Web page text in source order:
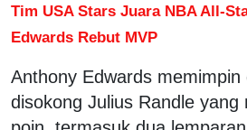
Tim USA Stars Juara NBA All-
Edwards Rebut MVP
Anthony Edwards memimpin
disokong Julius Randle yang